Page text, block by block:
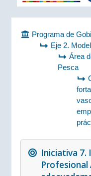
Programa de
Eje 2.
Área
Pesca
Iniciativa 7.
Profesional